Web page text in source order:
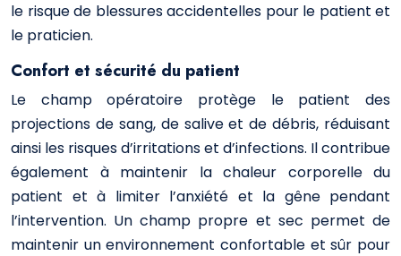
le risque de blessures accidentelles pour le patient et
le praticien.
Confort et sécurité du patient
Le champ opératoire protège le patient des
projections de sang, de salive et de débris, réduisant
ainsi les risques d’irritations et d’infections. Il contribue
également à maintenir la chaleur corporelle du
patient et à limiter l’anxiété et la gêne pendant
l’intervention. Un champ propre et sec permet de
maintenir un environnement confortable et sûr pour